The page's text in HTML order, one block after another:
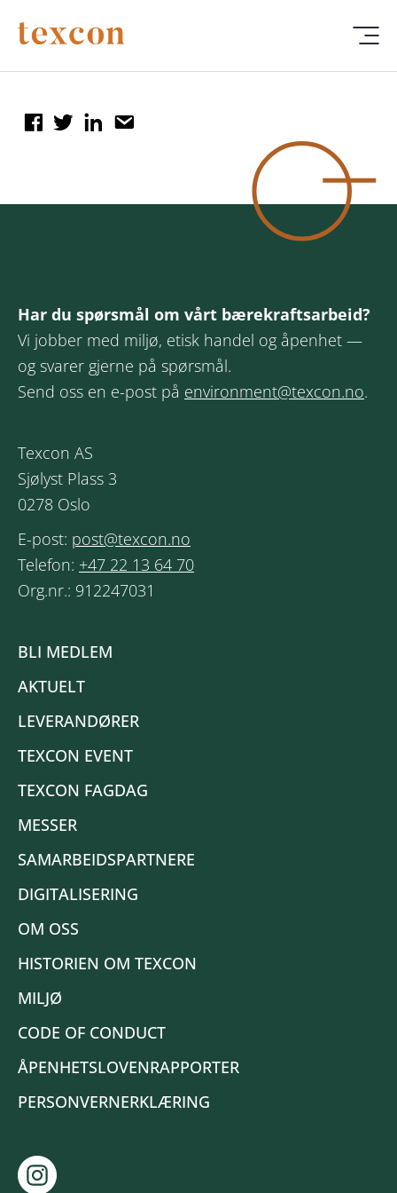
Har du spørsmål om vårt bærekraftsarbeid?
Vi jobber med miljø, etisk handel og åpenhet —
og svarer gjerne på spørsmål.
Send oss en e-post på environment@texcon.no.
Texcon AS
Sjølyst Plass 3
0278 Oslo
E-post: post@texcon.no
Telefon: +47 22 13 64 70
Org.nr.: 912247031
BLI MEDLEM
AKTUELT
LEVERANDØRER
TEXCON EVENT
TEXCON FAGDAG
MESSER
SAMARBEIDSPARTNERE
DIGITALISERING
OM OSS
HISTORIEN OM TEXCON
MILJØ
CODE OF CONDUCT
ÅPENHETSLOVENRAPPORTER
PERSONVERNERKLÆRING